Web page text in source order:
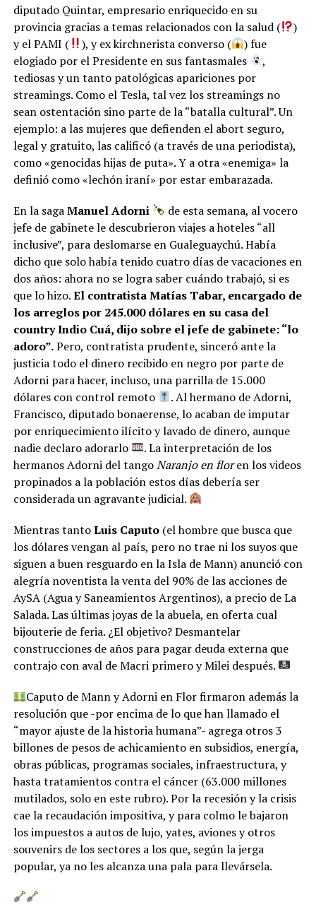
diputado Quintar, empresario enriquecido en su
provincia gracias a temas relacionados con la salud (
)
y el PAMI (
), y ex kirchnerista converso (
) fue
elogiado por el Presidente en sus fantasmales
,
tediosas y un tanto patológicas apariciones por
streamings. Como el Tesla, tal vez los streamings no
sean ostentación sino parte de la “batalla cultural”. Un
ejemplo: a las mujeres que defienden el abort seguro,
legal y gratuito, las calificó (a través de una periodista),
como «genocidas hijas de puta». Y a otra «enemiga» la
definió como «lechón iraní» por estar embarazada.
En la sagaManuel Adorni
de esta semana, al vocero
jefe de gabinete le descubrieron viajes a hoteles “all
inclusive”, para deslomarse en Gualeguaychú. Había
dicho que solo había tenido cuatro días de vacaciones en
dos años: ahora no se logra saber cuándo trabajó, si es
que lo hizo.El contratista Matías Tabar, encargado de
los arreglos por 245.000 dólares en su casa del
country Indio Cuá, dijo sobre el jefe de gabinete: “lo
adoro”.Pero, contratista prudente, sinceró ante la
justicia todo el dinero recibido en negro por parte de
Adorni para hacer, incluso, una parrilla de 15.000
dólares con control remoto
. Al hermano de Adorni,
Francisco, diputado bonaerense, lo acaban de imputar
por enriquecimiento ilícito y lavado de dinero, aunque
nadie declaro adorarlo
. La interpretación de los
hermanos Adorni del tangoNaranjo en floren los videos
propinados a la población estos días debería ser
considerada un agravante judicial.
Mientras tantoLuis Caputo (el hombre que busca que
los dólares vengan al país, pero no trae ni los suyos que
siguen a buen resguardo en la Isla de Mann) anunció con
alegría noventista la venta del 90% de las acciones de
AySA (Agua y Saneamientos Argentinos), a precio de La
Salada. Las últimas joyas de la abuela, en oferta cual
bijouterie de feria. ¿El objetivo? Desmantelar
construcciones de años para pagar deuda externa que
contrajo con aval de Macri primero y Milei después.
Caputo de Mann y Adorni en Flor firmaron además la
resolución que -por encima de lo que han llamado el
“mayor ajuste de la historia humana”- agrega otros 3
billones de pesos de achicamiento en subsidios, energía,
obras públicas, programas sociales, infraestructura, y
hasta tratamientos contra el cáncer (63.000 millones
mutilados, solo en este rubro). Por la recesión y la crisis
cae la recaudación impositiva, y para colmo le bajaron
los impuestos a autos de lujo, yates, aviones y otros
souvenirs de los sectores a los que, según la jerga
popular, ya no les alcanza una pala para llevársela.